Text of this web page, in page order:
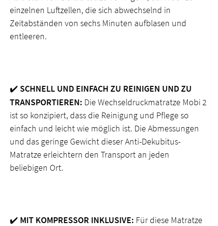
einzelnen Luftzellen, die sich abwechselnd in
Zeitabständen von sechs Minuten aufblasen und
entleeren.
✔️ SCHNELL UND EINFACH ZU REINIGEN UND ZU
TRANSPORTIEREN: Die Wechseldruckmatratze Mobi 2
ist so konzipiert, dass die Reinigung und Pflege so
einfach und leicht wie möglich ist. Die Abmessungen
und das geringe Gewicht dieser Anti-Dekubitus-
Matratze erleichtern den Transport an jeden
beliebigen Ort.
✔️ MIT KOMPRESSOR INKLUSIVE: Für diese Matratze